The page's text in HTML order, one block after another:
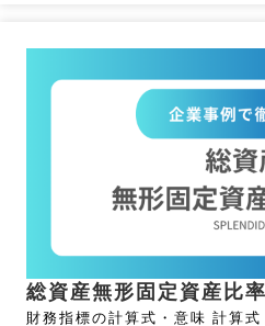
総資産無形固定資産比
財務指標の計算式・意味 計算